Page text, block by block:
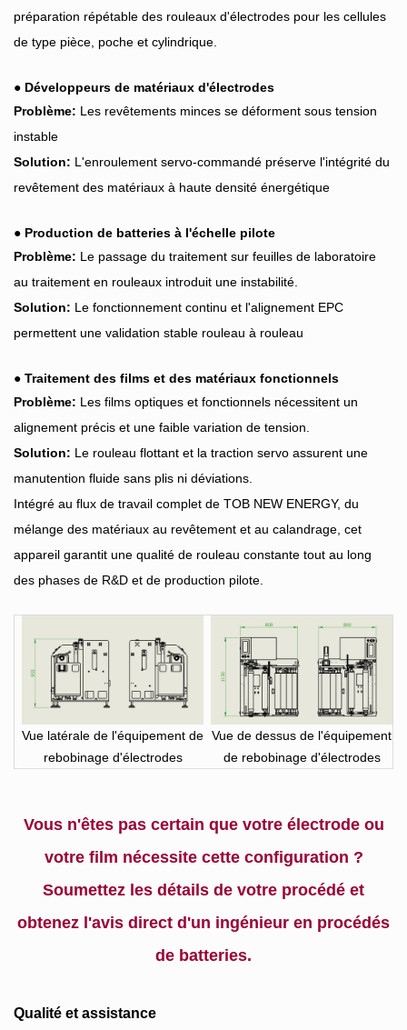
préparation répétable des rouleaux d'électrodes pour les cellules
de type pièce, poche et cylindrique.
● Développeurs de matériaux d'électrodes
Problème: Les revêtements minces se déforment sous tension
instable
Solution: L'enroulement servo-commandé préserve l'intégrité du
revêtement des matériaux à haute densité énergétique
● Production de batteries à l'échelle pilote
Problème: Le passage du traitement sur feuilles de laboratoire
au traitement en rouleaux introduit une instabilité.
Solution: Le fonctionnement continu et l'alignement EPC
permettent une validation stable rouleau à rouleau
● Traitement des films et des matériaux fonctionnels
Problème: Les films optiques et fonctionnels nécessitent un
alignement précis et une faible variation de tension.
Solution: Le rouleau flottant et la traction servo assurent une
manutention fluide sans plis ni déviations.
Intégré au flux de travail complet de TOB NEW ENERGY, du
mélange des matériaux au revêtement et au calandrage, cet
appareil garantit une qualité de rouleau constante tout au long
des phases de R&D et de production pilote.
Vue latérale de l'équipement de
rebobinage d'électrodes
Vue de dessus de l'équipement
de rebobinage d'électrodes
Vous n'êtes pas certain que votre électrode ou
votre film nécessite cette configuration ?
Soumettez les détails de votre procédé et
obtenez l'avis direct d'un ingénieur en procédés
de batteries.
Qualité et assistance